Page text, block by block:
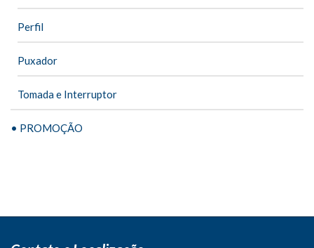
Perfil
Puxador
Tomada e Interruptor
• PROMOÇÃO